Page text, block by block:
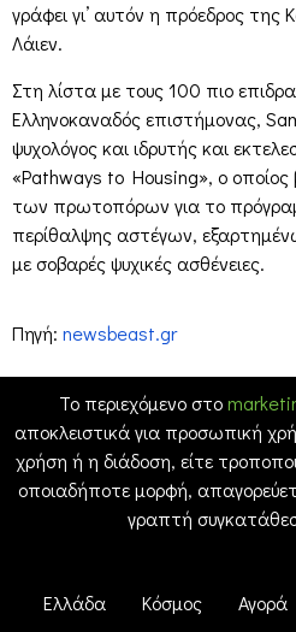
γράφει γι’ αυτόν η πρόεδρος της
Λάιεν.
Στη λίστα με τους 100 πιο
Ελληνοκαναδός επιστήμονας,
ψυχολόγος και ιδρυτής και
«Pathways to Housing», ο οποίος
των πρωτοπόρων για το
περίθαλψης αστέγων,
με σοβαρές ψυχικές ασθένειες.
Πηγή: newsbeast.gr
Το περιεχόμενο στο
αποκλειστικά για προσωπική
χρήση ή η διάδοση, είτε
οποιαδήποτε μορφή,
γραπτή
Ελλάδα Κόσμος Αγορά